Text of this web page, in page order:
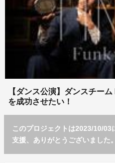
【ダンス公演】ダンスチー
を成功させたい！
このプロジェクトは2023/10/
支援、ありがとうございました。